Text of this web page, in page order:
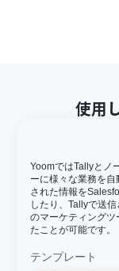
使用
YoomではTallyとノ
ーに様々な業務を
された情報を
したり、Tallyで送
のマーケティング
たことが可能です。
テンプレート